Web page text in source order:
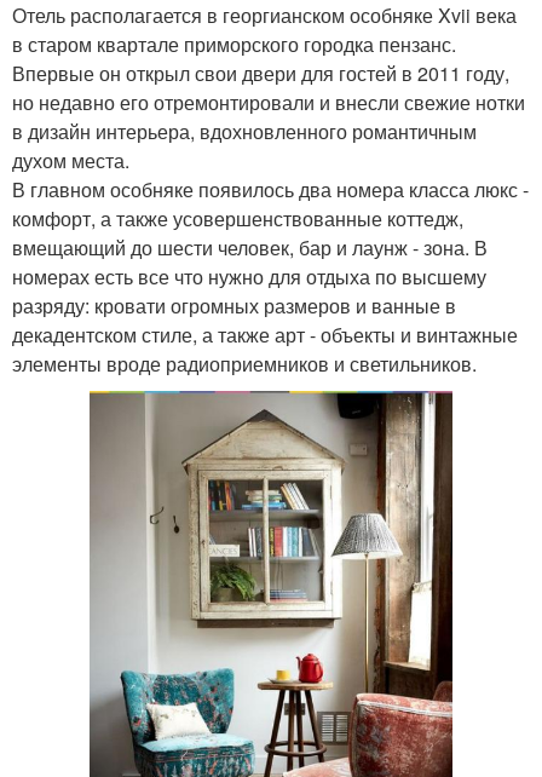
Отель располагается в георгианском особняке Xvii века
в старом квартале приморского городка пензанс.
Впервые он открыл свои двери для гостей в 2011 году,
но недавно его отремонтировали и внесли свежие нотки
в дизайн интерьера, вдохновленного романтичным
духом места.
В главном особняке появилось два номера класса люкс -
комфорт, а также усовершенствованные коттедж,
вмещающий до шести человек, бар и лаунж - зона. В
номерах есть все что нужно для отдыха по высшему
разряду: кровати огромных размеров и ванные в
декадентском стиле, а также арт - объекты и винтажные
элементы вроде радиоприемников и светильников.